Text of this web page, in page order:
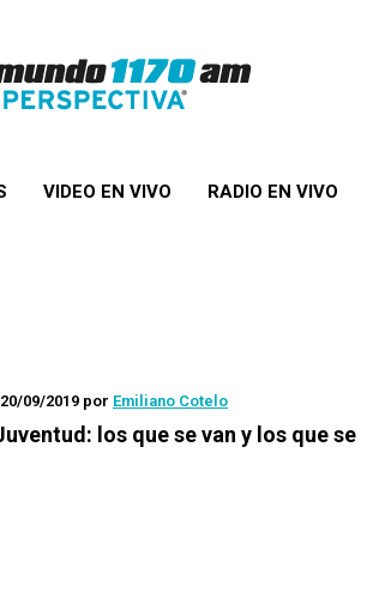
VIDEO EN VIVO RADIO EN VIVO
09/2019 por Emiliano Cotelo
los que se van y los que se